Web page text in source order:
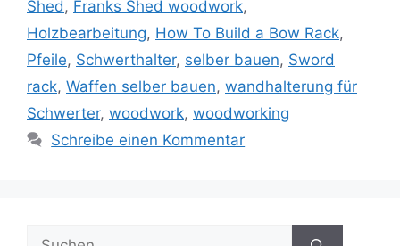
Shed, Franks Shed woodwork,
Holzbearbeitung, How To Build a Bow Rack,
Pfeile, Schwerthalter, selber bauen, Sword
rack, Waffen selber bauen, wandhalterung für
Schwerter, woodwork, woodworking
Schreibe einen Kommentar
Suche